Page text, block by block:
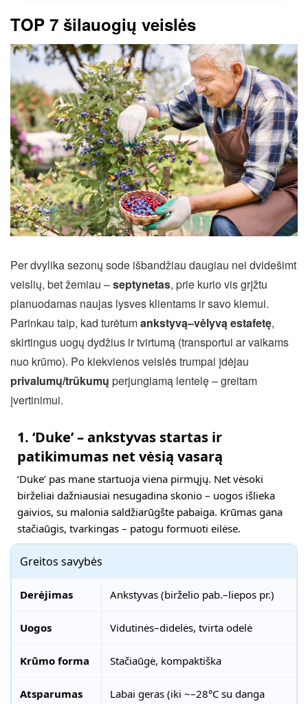
TOP 7 šilauogių veislės
Per dvylika sezonų sode išbandžiau daugiau nei dvidešimt
veislių, bet žemiau –septynetas, prie kurio vis grįžtu
planuodamas naujas lysves klientams ir savo kiemui.
Parinkau taip, kad turėtumankstyvą–vėlyvą estafetę,
skirtingus uogų dydžius ir tvirtumą (transportui ar vaikams
nuo krūmo). Po kiekvienos veislės trumpai įdėjau
privalumų/trūkumų perjungiamą lentelę – greitam
įvertinimui.
1. ‘Duke’ – ankstyvas startas ir
patikimumas net vėsią vasarą
‘Duke’ pas mane startuoja viena pirmųjų. Net vėsoki
birželiai dažniausiai nesugadina skonio – uogos išlieka
gaivios, su malonia saldžiarūgšte pabaiga. Krūmas gana
stačiaūgis, tvarkingas – patogu formuoti eilėse.
Greitos savybės
Derėjimas Ankstyvas (birželio pab.–liepos pr.)
Uogos Vidutinės–didelės, tvirta odelė
Krūmo forma Stačiaūgė, kompaktiška
Atsparumas
Labai geras (iki ~–28°C su danga